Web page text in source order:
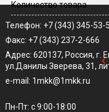
Количество товара
‹
Телефон: +7 (343) 345-53-
Факс: +7 (343) 237-2-666
Адрес: 620137, Россия, г.
ул.Данилы Зверева, 31,
e-mail: 1mkk@1mkk.ru
Пн-Пт: с 9:00-18:00